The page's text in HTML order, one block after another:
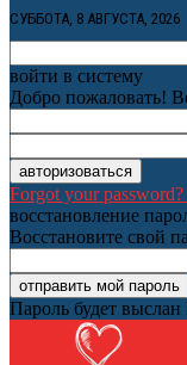
СУББОТА, 8 АВГУСТА, 2026
войти в систему
Добро пожаловать!
Forgot your
восстановление
Восстановите свой
Пароль будет